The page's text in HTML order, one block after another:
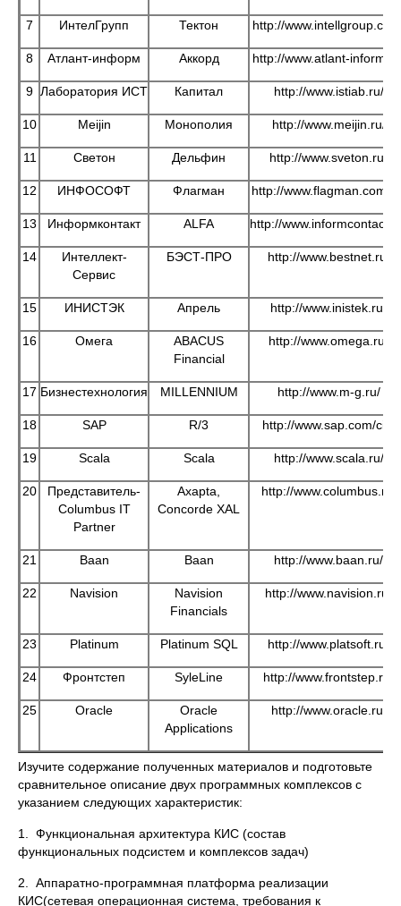
7 ИнтелГрупп Тектон http://
8 Атлант-информ Аккорд http://www.atlant-
9 Лаборатория ИСТ Капитал http://www.istiab.ru/
10 Meijin Монополия http://www.meijin.ru/
11 Светон Дельфин http://www.sveton.ru/
12 ИНФОСОФТ Флагман http://
13 Информконтакт ALFA http://
14
Интеллект-
Сервис
БЭСТ-ПРО http://www.bestnet.ru/
15 ИНИСТЭК Апрель http://www.inistek.ru/
16 Омега
ABACUS
Financial
http://www.omega.ru/
17 Бизнестехнология MILLENNIUM http://www.m-g.ru/
18 SAP R/3 http://www.sap.com/cis/
19 Scala Scala http://www.scala.ru/
20
Представитель-
Columbus IT
Partner
Axapta,
Concorde XAL
http://www.columbus.ru/
21 Baan Baan http://www.baan.ru/
22 Navision
Navision
Financials
http://www.navision.ru/
23 Platinum Platinum SQL http://www.platsoft.ru/
24 Фронтстеп SyleLine http://www.frontstep.ru/
25 Oracle
Oracle
Applications
http://www.oracle.ru/
Изучите содержание полученных материалов и подготовьте
сравнительное описание двух программных комплексов с
указанием следующих характеристик:
1. Функциональная архитектура КИС (состав
функциональных подсистем и комплексов задач)
2. Аппаратно-программная платформа реализации
КИС(сетевая операционная система, требования к